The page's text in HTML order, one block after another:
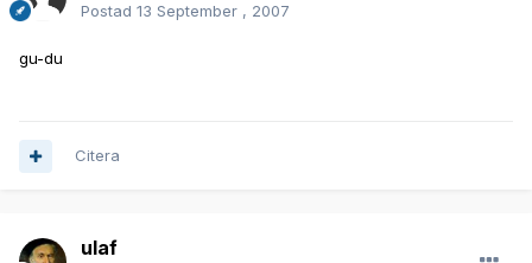
Postad 13 September , 2007
gu-du
Citera
ulaf